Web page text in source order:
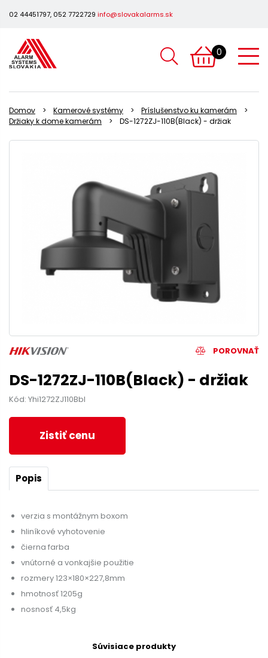
02 44451797, 052 7722729 info@slovakalarms.sk
0
Domov Kamerové systémy
Príslušenstvo ku kamerám
Držiaky k dome kamerám
DS-1272ZJ-110B(Black) - držiak
POROVNAŤ
DS-1272ZJ-110B(Black) - držiak
Kód: Yhi1272ZJ110Bbl
Zistiť cenu
Popis
verzia s montážnym boxom
hliníkové vyhotovenie
čierna farba
vnútorné a vonkajšie použitie
rozmery 123×180×227,8mm
hmotnosť 1205g
nosnosť 4,5kg
Súvisiace produkty